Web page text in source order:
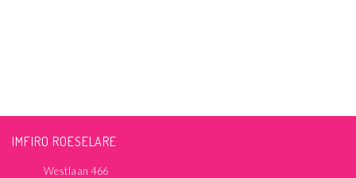
IMFIRO ROESELARE
Westlaan 466